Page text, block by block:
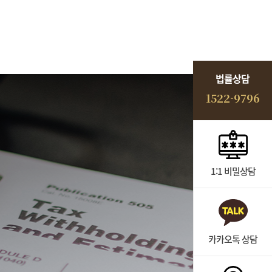
법률상담
1522-9796
1:1 비밀상담
카카오톡 상담